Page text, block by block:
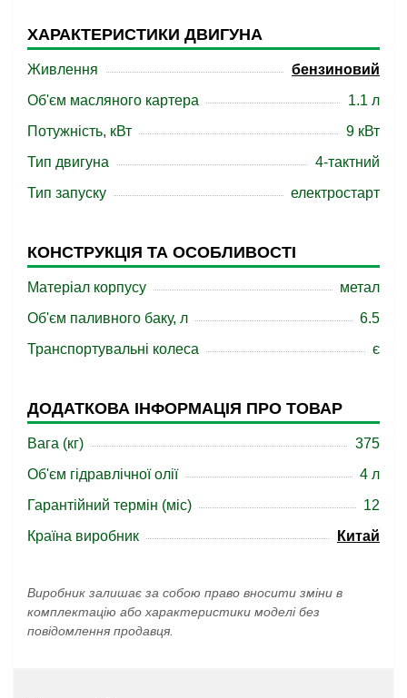
ХАРАКТЕРИСТИКИ ДВИГУНА
Живлення
бензиновий
Об'єм масляного картера
1.1 л
Потужність, кВт
9 кВт
Тип двигуна
4-тактний
Тип запуску
електростарт
КОНСТРУКЦІЯ ТА ОСОБЛИВОСТІ
Матеріал корпусу
метал
Об'єм паливного баку, л
6.5
Транспортувальні колеса
є
ДОДАТКОВА ІНФОРМАЦІЯ ПРО ТОВАР
Вага (кг)
375
Об'єм гідравлічної олії
4 л
Гарантійний термін (міс)
12
Країна виробник
Китай
Виробник залишає за собою право вносити зміни в
комплектацію або характеристики моделі без
повідомлення продавця.